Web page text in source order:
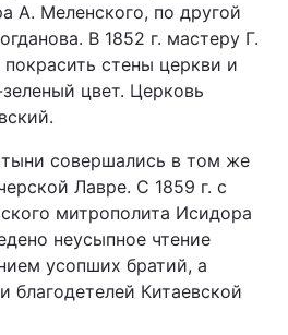
А. Меленского, по другой
В 1852 г. мастеру Г.
стены церкви и
цвет. Церковь
совершались в том же
Лавре. С 1859 г. с
митрополита Исидора
неусыпное чтение
усопших братий, а
благодетелей Китаевской